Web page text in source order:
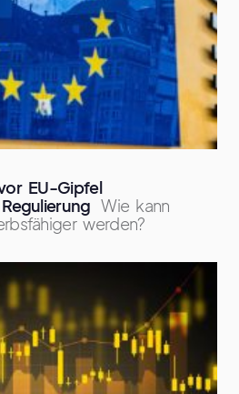
EU-Gipfel
Wie kann
werden?